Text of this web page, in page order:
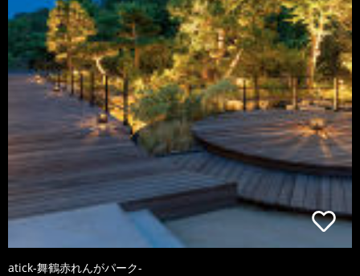
atick-舞鶴赤れんがパーク-